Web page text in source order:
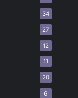
34
27
12
11
20
6